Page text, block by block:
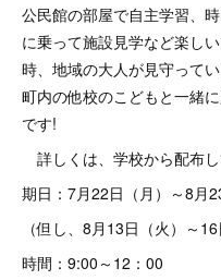
公民館の部屋で自主学習、
に乗って施設見学など楽し
時、地域の大人が見守って
町内の他校のこどもと一緒
です!
詳しくは、学校から配布し
期日：7月22日（月）～8月
（但し、8月13日（火）～
時間：9:00～12：00